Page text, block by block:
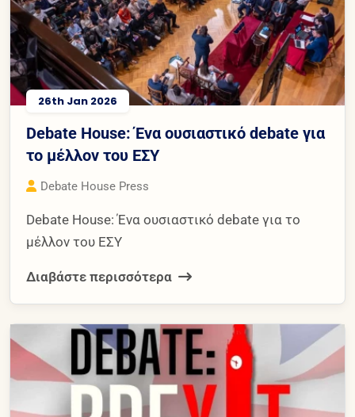
26th Jan 2026
Debate House: Ένα ουσιαστικό debate για
το μέλλον του ΕΣΥ
Debate House Press
Debate House: Ένα ουσιαστικό debate για το
μέλλον του ΕΣΥ
Διαβάστε περισσότερα